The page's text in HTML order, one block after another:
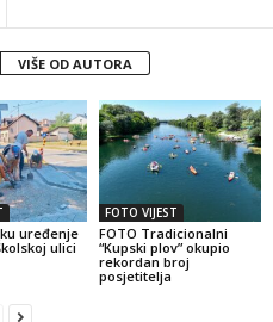
VIŠE OD AUTORA
uređenje
ulici
FOTO VIJEST
FOTO Tradicionalni
“Kupski plov” okupio
rekordan broj
posjetitelja